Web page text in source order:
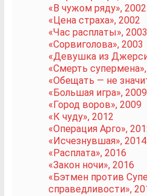
«В чужом ряду», 2002
«Цена страха», 2002
«Час расплаты», 2003
«Сорвиголова», 2003
«Девушка из
«Смерть
«Обещать — не
«Большая игра», 2009
«Город воров», 2009
«К чуду», 2012
«Операция Арго»,
«Исчезнувшая», 2014
«Расплата», 2016
«Закон ночи», 2016
«Бэтмен против
справедливости»,